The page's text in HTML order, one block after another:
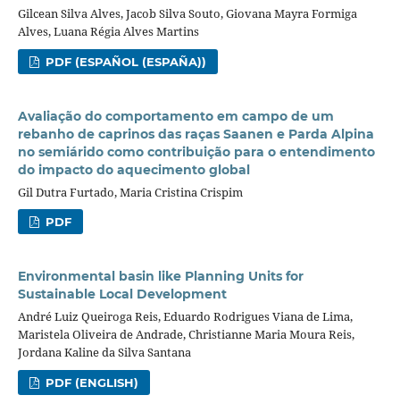
Gilcean Silva Alves, Jacob Silva Souto, Giovana Mayra Formiga
Alves, Luana Régia Alves Martins
PDF (ESPAÑOL (ESPAÑA))
Avaliação do comportamento em campo de um
rebanho de caprinos das raças Saanen e Parda Alpina
no semiárido como contribuição para o entendimento
do impacto do aquecimento global
Gil Dutra Furtado, Maria Cristina Crispim
PDF
Environmental basin like Planning Units for
Sustainable Local Development
André Luiz Queiroga Reis, Eduardo Rodrigues Viana de Lima,
Maristela Oliveira de Andrade, Christianne Maria Moura Reis,
Jordana Kaline da Silva Santana
PDF (ENGLISH)